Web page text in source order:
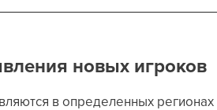
новых игроков
в определенных